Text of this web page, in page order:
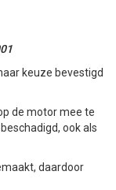
keuze bevestigd
de motor mee te
ook als
daardoor